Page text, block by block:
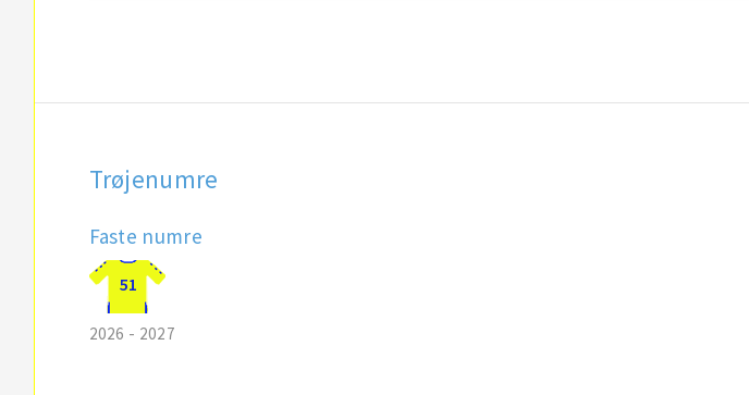
Trøjenumre
Faste numre
51
2026 - 2027